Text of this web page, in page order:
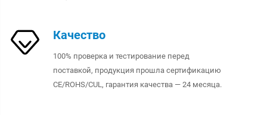
Качество
100% проверка и тестирование перед
поставкой, продукция прошла сертификацию
CE/ROHS/CUL, гарантия качества — 24 месяца.